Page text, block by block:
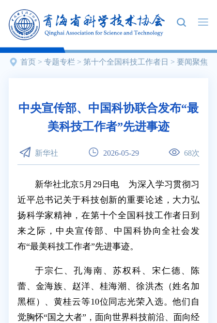
首页 > 专题专栏 > 第十个全国科技工作者日 > 要闻聚焦
中央宣传部、中国科协联合发布“最
美科技工作者”先进事迹
新华社 2026-05-29 68次
新华社北京5月29日电 为深入学习贯彻习
近平总书记关于科技创新的重要论述，大力弘
扬科学家精神，在第十个全国科技工作者日到
来之际，中央宣传部、中国科协向全社会发
布“最美科技工作者”先进事迹。
于宗仁、孔海南、苏权科、宋仁德、陈
蕾、金海族、赵洋、桂海潮、徐洪杰（姓名加
黑框）、黄桂云等10位同志光荣入选。他们自
觉胸怀“国之大者”，面向世界科技前沿、面向经